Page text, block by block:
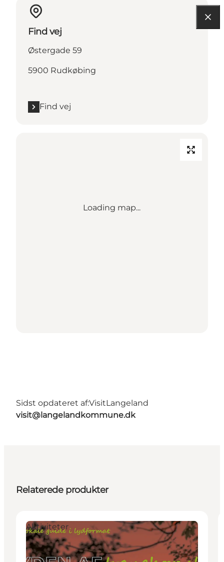
Find vej
Østergade 59
5900 Rudkøbing
Find vej
Loading map...
Sidst opdateret af:VisitLangeland
visit@langelandkommune.dk
Relaterede produkter
Aktiviteter